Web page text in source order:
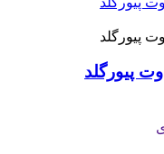
پیورگلد